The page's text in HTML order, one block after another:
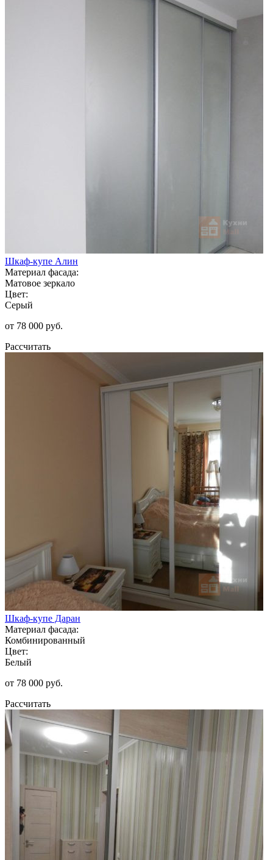
Шкаф-купе Алин
Материал фасада:
Матовое зеркало
Цвет:
Серый
от 78 000 руб.
Рассчитать
Шкаф-купе Даран
Материал фасада:
Комбинированный
Цвет:
Белый
от 78 000 руб.
Рассчитать